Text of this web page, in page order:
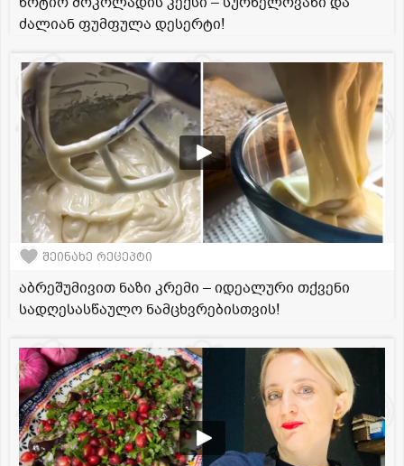
ძალიან ფუმფულა დესერტი!
შეინახე რეცეპტი
აბრეშუმივით ნაზი კრემი – იდეალური თქვენი
სადღესასწაულო ნამცხვრებისთვის!